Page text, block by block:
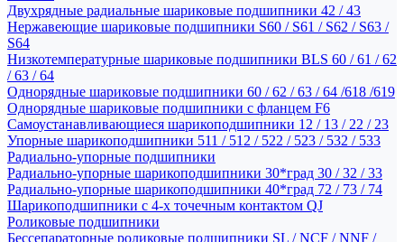
Двухрядные радиальные шариковые подшипники 42 / 43
Нержавеющие шариковые подшипники S60 / S61 / S62 / S63 /
S64
Низкотемпературные шариковые подшипники BLS 60 / 61 / 62
/ 63 / 64
Однорядные шариковые подшипники 60 / 62 / 63 / 64 /618 /619
Однорядные шариковые подшипники с фланцем F6
Самоустанавливающиеся шарикоподшипники 12 / 13 / 22 / 23
Упорные шарикоподшипники 511 / 512 / 522 / 523 / 532 / 533
Радиально-упорные подшипники
Радиально-упорные шарикоподшипники 30*град 30 / 32 / 33
Радиально-упорные шарикоподшипники 40*град 72 / 73 / 74
Шарикоподшипники с 4-х точечным контактом QJ
Роликовые подшипники
Бессепараторные роликовые подшипники SL / NCF / NNF /